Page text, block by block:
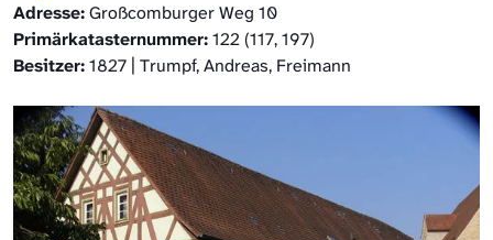
Adresse:Großcomburger Weg 10
Primärkatasternummer:122 (117, 197)
Besitzer:1827 | Trumpf, Andreas, Freimann